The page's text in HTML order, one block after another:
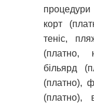
корт
теніс,
(платно,
більярд
(платно),
(платно),